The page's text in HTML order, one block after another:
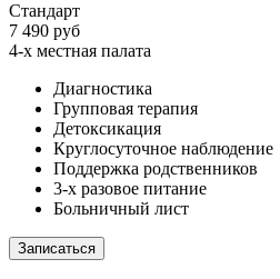
Стандарт
7 490 руб
4-х местная палата
Диагностика
Групповая терапия
Детоксикация
Круглосуточное наблюдение
Поддержка родственников
3-х разовое питание
Больничный лист
Записаться